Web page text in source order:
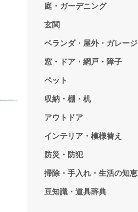
庭・ガーデニング
玄関
ベランダ・屋外・ガレージ
窓・ドア・網戸・障子
ペット
収納・棚・机
アウトドア
インテリア・模様替え
防災・防犯
掃除・手入れ・生活の知恵
豆知識・道具辞典